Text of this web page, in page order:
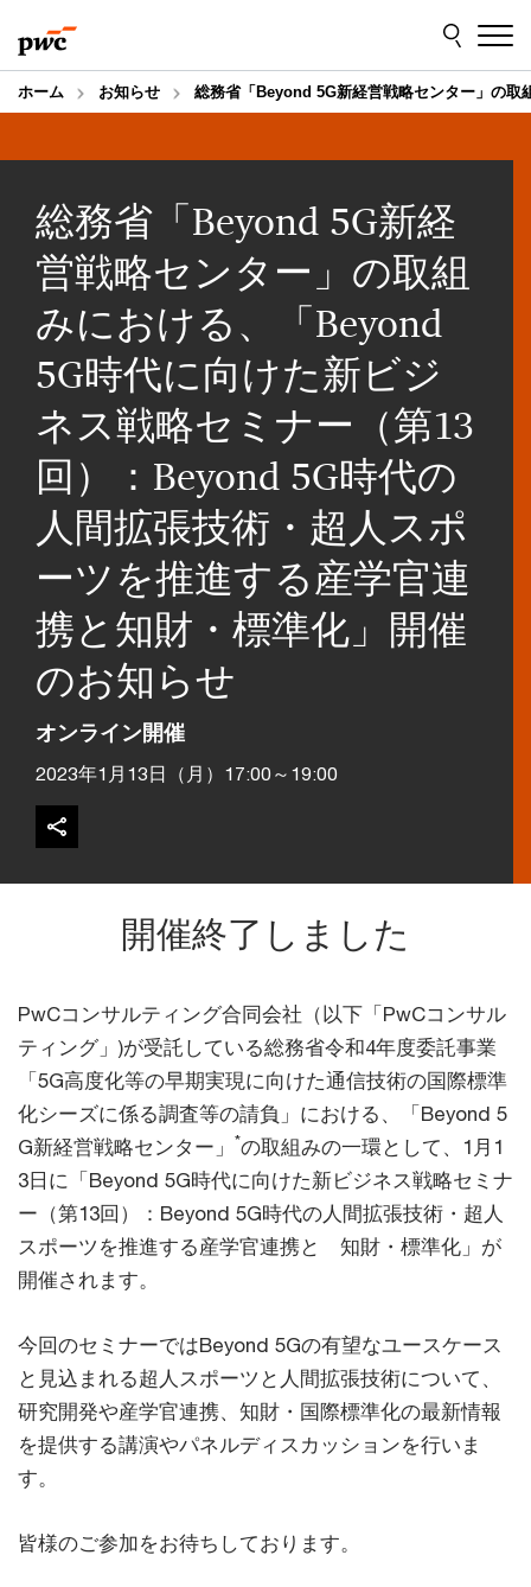
to
content
to
footer
ホーム お知らせ 総務省「Beyond 5G新経営戦略センター」の取
総務省「Beyond 5G新経
営戦略センター」の取組
みにおける、「Beyond
5G時代に向けた新ビジ
ネス戦略セミナー（第13
回）：Beyond 5G時代の
人間拡張技術・超人スポ
ーツを推進する産学官連
携と知財・標準化」開催
のお知らせ
オンライン開催
2023年1月13日（月）17:00～19:00
開催終了しました
PwCコンサルティング合同会社（以下「PwCコンサル
ティング」)が受託している総務省令和4年度委託事業
「5G高度化等の早期実現に向けた通信技術の国際標準
化シーズに係る調査等の請負」における、「Beyond 5
G新経営戦略センター」
*の取組みの一環として、1月1
3日に「Beyond 5G時代に向けた新ビジネス戦略セミナ
ー（第13回）：Beyond 5G時代の人間拡張技術・超人
スポーツを推進する産学官連携と 知財・標準化」が
開催されます。
今回のセミナーではBeyond 5Gの有望なユースケース
と見込まれる超人スポーツと人間拡張技術について、
研究開発や産学官連携、知財・国際標準化の最新情報
を提供する講演やパネルディスカッションを行いま
す。
皆様のご参加をお待ちしております。